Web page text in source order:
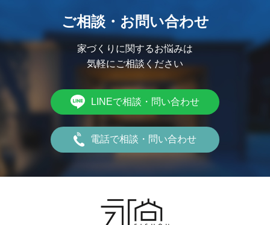
ご相談・お問い合わせ
家づくりに関するお悩みは
気軽にご相談ください
LINEで相談・問い合わせ
電話で相談・問い合わせ